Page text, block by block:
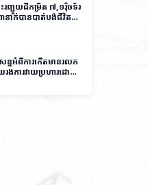
រញ្ជួយដីកម្រិត ៧,១រ៉ិចទ័រ
ាក់បានបាត់បង់ជីវិត
លួន
នអំពីការកើតមានរលក
ការវាយប្រហារដោយ
,១រ៉ិចទ័រ